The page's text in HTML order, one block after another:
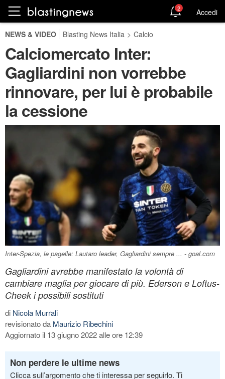
2 Accedi
NEWS & VIDEO Blasting News Italia > Calcio
Calciomercato Inter:
Gagliardini non vorrebbe
rinnovare, per lui è probabile
la cessione
Inter-Spezia, le pagelle: Lautaro leader, Gagliardini sempre ... - goal.com
Gagliardini avrebbe manifestato la volontà di
cambiare maglia per giocare di più. Ederson e Loftus-
Cheek i possibili sostituti
di Nicola Murrali
revisionato da Maurizio Ribechini
Aggiornato il 13 giugno 2022 alle ore 12:39
Non perdere le ultime news
Clicca sull’argomento che ti interessa per seguirlo. Ti